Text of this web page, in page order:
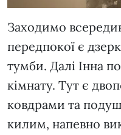
Заходимо
передпокої є
тумби. Далі Інна
кімнату. Тут є
ковдрами та
килим, напевно